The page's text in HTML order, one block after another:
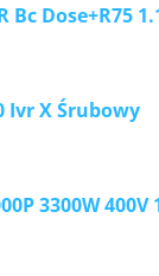
Bc Dose+R75
Ivr X Śrubowy
3300W 400V